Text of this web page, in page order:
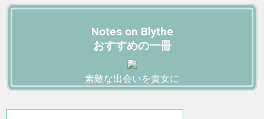
Notes on Blythe
おすすめの一冊
素敵な出会いを貴女に